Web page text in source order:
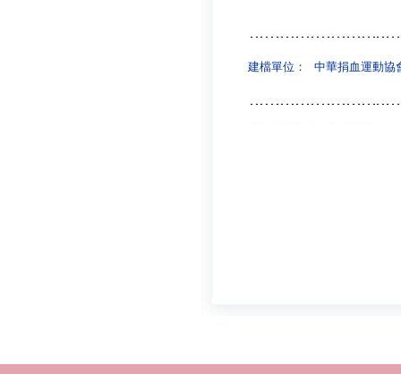
建檔單位： 中華捐血運動協